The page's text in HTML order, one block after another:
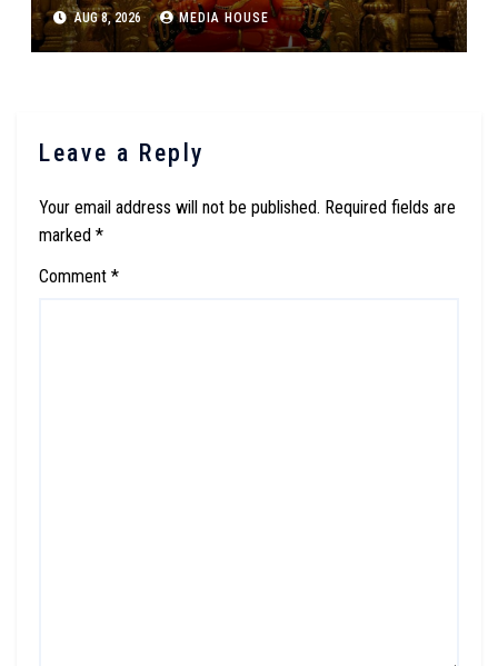
मुख्यमंत्र्यांचे थेट चौकशीचे आदेश : Cheif Minister
Devendra Fadnavis Ordered Inquiry Of
AUG 8, 2026 MEDIA HOUSE
Leave a Reply
Your email address will not be published. Required fields are
marked *
Comment *